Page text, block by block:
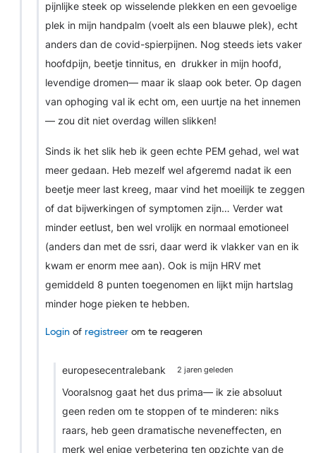
pijnlijke steek op wisselende plekken en een gevoelige
plek in mijn handpalm (voelt als een blauwe plek), echt
anders dan de covid-spierpijnen. Nog steeds iets vaker
hoofdpijn, beetje tinnitus, en drukker in mijn hoofd,
levendige dromen— maar ik slaap ook beter. Op dagen
van ophoging val ik echt om, een uurtje na het innemen
— zou dit niet overdag willen slikken!
Sinds ik het slik heb ik geen echte PEM gehad, wel wat
meer gedaan. Heb mezelf wel afgeremd nadat ik een
beetje meer last kreeg, maar vind het moeilijk te zeggen
of dat bijwerkingen of symptomen zijn… Verder wat
minder eetlust, ben wel vrolijk en normaal emotioneel
(anders dan met de ssri, daar werd ik vlakker van en ik
kwam er enorm mee aan). Ook is mijn HRV met
gemiddeld 8 punten toegenomen en lijkt mijn hartslag
minder hoge pieken te hebben.
Login of registreer om te reageren
europesecentralebank 2 jaren geleden
Vooralsnog gaat het dus prima— ik zie absoluut
geen reden om te stoppen of te minderen: niks
raars, heb geen dramatische neveneffecten, en
merk wel enige verbetering ten opzichte van de